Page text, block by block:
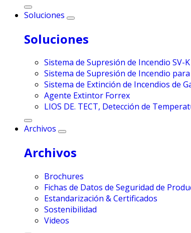
Soluciones
Soluciones
Sistema de Supresión de Incendio SV-K
Sistema de Supresión de Incendio para
Sistema de Extinción de Incendios de
Agente Extintor Forrex
LIOS DE. TECT, Detección de
Archivos
Archivos
Brochures
Fichas de Datos de Seguridad de
Estandarización & Certificados
Sostenibilidad
Videos